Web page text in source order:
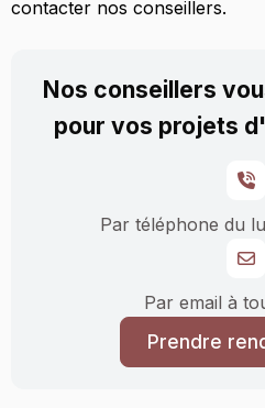
contacter nos conseillers.
Nos conseillers
pour vos projets
Par téléphone du
Par email à
Prendre